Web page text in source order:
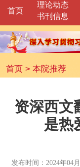
首页
理论动态
书刊信息
首页> 本院推荐
资深西文
是热
发布时间：2024年04